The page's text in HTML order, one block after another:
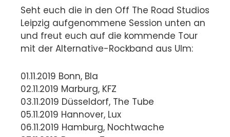
Seht euch die in den Off The Road Studios
Leipzig aufgenommene Session unten an
und freut euch auf die kommende Tour
mit der Alternative-Rockband aus Ulm:
01.11.2019 Bonn, Bla
02.11.2019 Marburg, KFZ
03.11.2019 Düsseldorf, The Tube
05.11.2019 Hannover, Lux
06.11.2019 Hamburg, Nochtwache